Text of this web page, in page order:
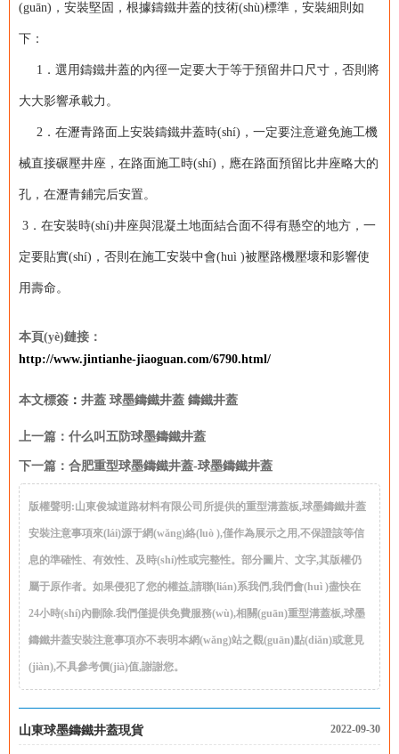
(guān)，安裝堅固，根據鑄鐵井蓋的技術(shù)標準，安裝細則如
下：
1．選用鑄鐵井蓋的內徑一定要大于等于預留井口尺寸，否則將
大大影響承載力。
2． 在瀝青路面上安裝鑄鐵井蓋時(shí)，一定要注意避免施工機
械直接碾壓井座，在路面施工時(shí)，應在路面預留比井座略大的
孔，在瀝青鋪完后安置。
3．在安裝時(shí)井座與混凝土地面結合面不得有懸空的地方，一
定要貼實(shí)，否則在施工安裝中會(huì )被壓路機壓壞和影響使
用壽命。
本頁(yè)鏈接：
http://www.jintianhe-jiaoguan.com/6790.html/
本文標簽 ： 井蓋 球墨鑄鐵井蓋 鑄鐵井蓋
上一篇： 什么叫五防球墨鑄鐵井蓋
下一篇： 合肥重型球墨鑄鐵井蓋-球墨鑄鐵井蓋
版權聲明:山東俊城道路材料有限公司所提供的重型溝蓋板,球墨鑄鐵井蓋
安裝注意事項來(lái)源于網(wǎng)絡(luò ),僅作為展示之用,不保證該等信
息的準確性、有效性、及時(shí)性或完整性。部分圖片、文字,其版權仍
屬于原作者。如果侵犯了您的權益,請聯(lián)系我們,我們會(huì )盡快在
24小時(shí)內刪除.我們僅提供免費服務(wù),相關(guān)重型溝蓋板,球墨
鑄鐵井蓋安裝注意事項亦不表明本網(wǎng)站之觀(guān)點(diǎn)或意見
(jiàn),不具參考價(jià)值,謝謝您。
山東球墨鑄鐵井蓋現貨 2022-09-30